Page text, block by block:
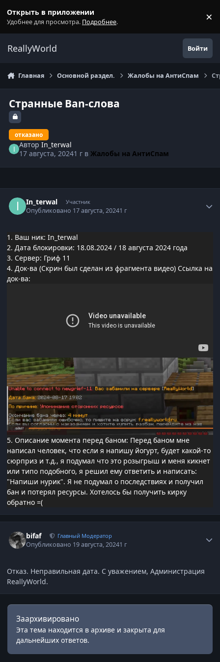
Открыть в приложении
Удобнее для просмотра. Подробнее. ×
ReallyWorld Войти
Главная Основной раздел. Жалобы на АнтиСпам
Странные Ban-слова
отказано
АвторIn_terwal
17 августа, 20241 г в Жалобы на АнтиСпам
In_terwal Участник
Опубликовано 17 августа, 20241 г
1. Ваш ник: In_terwal
2. Дата блокировки: 18.08.2024 / 18 августа 2024 года
3. Сервер: Гриф 11
4. Док-ва (Cкрин был сделан из фрагмента видео) Ссылка на
док-ва:
5. Описание момента перед баном: Перед баном мне
написал человек, что если я напишу йогурт, будет какой-то
сюрприз и т.д., я подумал что это розыгрыш и меня кикнет
или типо подобного, я решил ему ответить и написать:
"Напиши нурик". Я не подумал о последствиях и получил
бан и потерял ресурсы. Хотелось бы получить кирку
обратно =(
bifaf Главный Модератор
Опубликовано 19 августа, 20241 г
Отказ. Неправильная дата. С уважением, Администрация
ReallyWorld.
Заархивировано
Эта тема находится в архиве и закрыта для
дальнейших ответов.